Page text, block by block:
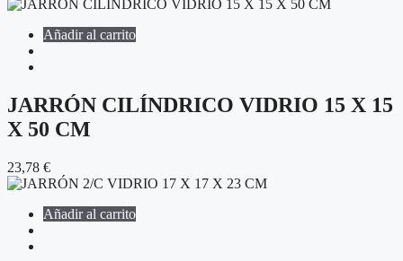
Añadir al carrito
JARRÓN CILÍNDRICO VIDRIO 15 X 15
X 50 CM
23,78 €
Añadir al carrito